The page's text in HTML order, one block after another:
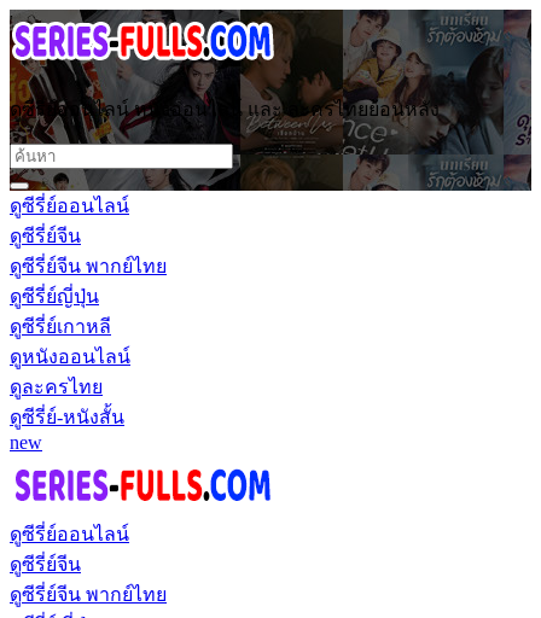
ดูซีรี่ย์ออนไลน์ หนังออนไลน์ และ ละครไทยย้อนหลัง
ดูซีรี่ย์ออนไลน์
ดูซีรี่ย์จีน
ดูซีรี่ย์จีน พากย์ไทย
ดูซีรี่ย์ญี่ปุ่น
ดูซีรี่ย์เกาหลี
ดูหนังออนไลน์
ดูละครไทย
ดูซีรี่ย์-หนังสั้น
new
ดูซีรี่ย์ออนไลน์
ดูซีรี่ย์จีน
ดูซีรี่ย์จีน พากย์ไทย